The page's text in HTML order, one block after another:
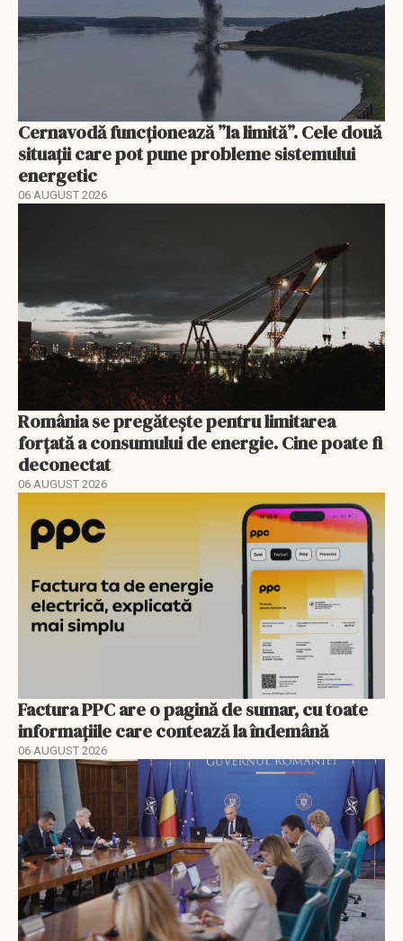
Cernavodă funcționează ”la limită”. Cele două
situații care pot pune probleme sistemului
energetic
06 AUGUST 2026
România se pregătește pentru limitarea
forțată a consumului de energie. Cine poate fi
deconectat
06 AUGUST 2026
Factura PPC are o pagină de sumar, cu toate
informațiile care contează la îndemână
06 AUGUST 2026